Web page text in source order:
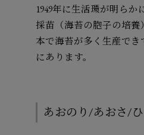
1949年に生活環が明ら
採苗（海苔の胞子の培
本で海苔が多く生産で
にあります。
あおのり/あおさ/